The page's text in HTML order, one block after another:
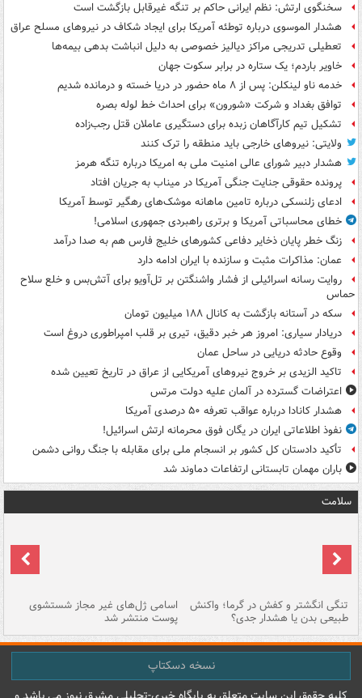
سخنگوی ارتش: نظم ایرانی حاکم بر تنگه غیرقابل بازگشت است
هشدار الموسوی درباره توطئه آمریکا برای ایجاد شکاف در نیروهای مسلح عراق
تعطیلی تدریجی مراکز دیالیز خصوصی به دلیل انباشت بدهی بیمه‌ها
خاویر باردم؛ یک ستاره در برابر سکوت جهان
خدمه ناو لینکلن: پس از ۸ ماه حضور در دریا خسته و درمانده‌ شدیم
توافق بغداد و شرکت «شورون» برای احداث خط لوله بصره
تشکیل تیم کارآگاهان زبده برای دستگیری عاملان قتل رجب‌زاده
ولایتی: نیروهای خارجی باید منطقه را ترک کنند
هشدار دبیر شورای عالی امنیت ملی به امریکا درباره تنگه هرمز
پرونده حقوقی جنایت جنگی آمریکا در میناب به جریان افتاد
ادعای زلنسکی درباره تامین ماهانه موشک‌های رهگیر توسط آمریکا
خطای محاسباتی آمریکا و برتری راهبردی جمهوری اسلامی!
زنگ خطر پایان ذخایر دفاعی کشورهای خلیج فارس هم به صدا درآمد
عمان: مذاکرات مثبت و سازنده با ایران ادامه دارد
روایت رسانه اسرائیلی از فشار واشنگتن بر تل‌آویو برای آتش‌بس و خلع سلاح
حماس
سکه در آستانه بازگشت به کانال ۱۸۸ میلیون تومان
دریادار سیاری: امروز هر خبر دقیق، تیری بر قلب امپراطوری دروغ است
وقوع حادثه دریایی در ساحل عمان
تاکید الزیدی بر خروج نیروهای آمریکایی از عراق در تاریخ تعیین شده
اعتراضات گسترده در آلمان علیه دولت مرتس
هشدار کانادا درباره عواقب تعرفه ۵۰ درصدی آمریکا
نفوذ اطلاعاتی ایران در یگان فوق محرمانه ارتش اسرائیل!
تأکید دادستان کل کشور بر انسجام ملی برای مقابله با جنگ روانی دشمن
باران مهمان تابستانی ارتفاعات دماوند شد
سلامت
تنگی انگشتر و کفش در گرما؛ واکنش
طبیعی بدن یا هشدار جدی؟
اسامی ژل‌های غیر مجاز شستشوی
پوست منتشر شد
نسخه دسکتاپ